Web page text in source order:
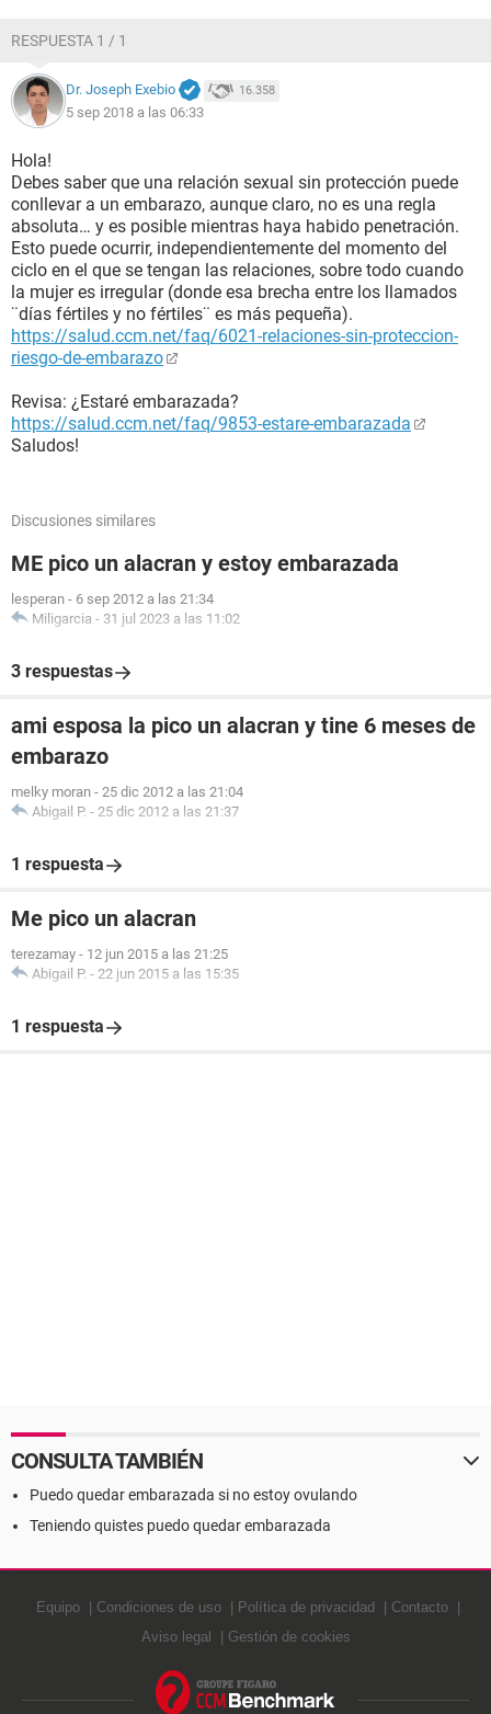
RESPUESTA 1 / 1
Dr. Joseph Exebio 16.358
5 sep 2018 a las 06:33
Hola!
Debes saber que una relación sexual sin protección puede
conllevar a un embarazo, aunque claro, no es una regla
absoluta… y es posible mientras haya habido penetración.
Esto puede ocurrir, independientemente del momento del
ciclo en el que se tengan las relaciones, sobre todo cuando
la mujer es irregular (donde esa brecha entre los llamados
¨días fértiles y no fértiles¨ es más pequeña).
https://salud.ccm.net/faq/6021-relaciones-sin-proteccion-
riesgo-de-embarazo
Revisa: ¿Estaré embarazada?
https://salud.ccm.net/faq/9853-estare-embarazada
Saludos!
Discusiones similares
ME pico un alacran y estoy embarazada
lesperan - 6 sep 2012 a las 21:34
Miligarcia - 31 jul 2023 a las 11:02
3 respuestas
ami esposa la pico un alacran y tine 6 meses de
embarazo
melky moran - 25 dic 2012 a las 21:04
Abigail P. - 25 dic 2012 a las 21:37
1 respuesta
Me pico un alacran
terezamay - 12 jun 2015 a las 21:25
Abigail P. - 22 jun 2015 a las 15:35
1 respuesta
CONSULTA TAMBIÉN
Puedo quedar embarazada si no estoy ovulando
Teniendo quistes puedo quedar embarazada
Equipo Condiciones de uso Política de privacidad
Contacto
Aviso legal
Gestión de cookies